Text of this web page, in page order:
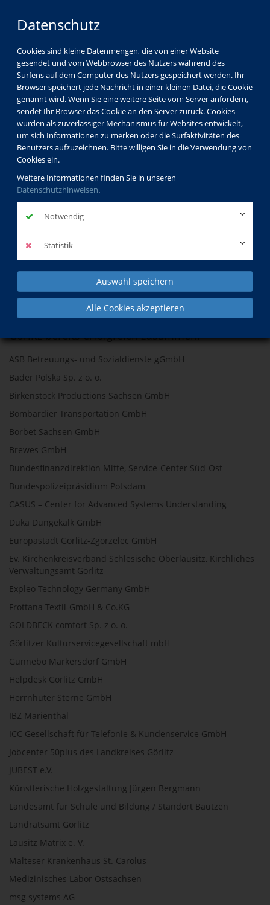
Datenschutz
Cookies sind kleine Datenmengen, die von einer Website
gesendet und vom Webbrowser des Nutzers während des
Surfens auf dem Computer des Nutzers gespeichert werden. Ihr
Browser speichert jede Nachricht in einer kleinen Datei, die Cookie
genannt wird. Wenn Sie eine weitere Seite vom Server anfordern,
sendet Ihr Browser das Cookie an den Server zurück. Cookies
wurden als zuverlässiger Mechanismus für Websites entwickelt,
um sich Informationen zu merken oder die Surfaktivitäten des
Benutzers aufzuzeichnen. Bitte willigen Sie in die Verwendung von
Cookies ein.
Weitere Informationen finden Sie in unseren
Datenschutzhinweisen.
Notwendig
Statistik
Auswahl speichern
Alle Cookies akzeptieren
vhs Görlitz Referenzen
Langjährige Erfahrung
Die Volkshochschule Görlitz arbeitet seit vielen Jahren mit
zahlreichen regionalen und überregionalen Firmen,
Method FeedbackPlugin::getFeedbacks() is not callable.
Überzeugen auch Sie sich vom Weiterbildungsangebot der
vhs Görlitz
Görlitz bereits erfolgreich zusammen:
ASB Betreuungs- und Sozialdienste gGmbH
Bader Polska Sp. z o. o.
Birkenstock Productions Sachsen GmbH
Bombardier Transportation GmbH
Borbet Sachsen GmbH
Brewes GmbH
Bundesfinanzdirektion Mitte, Service-Center Süd-Ost
Bundespolizeipräsidium Potsdam
CASUS – Center for Advanced Systems Understanding
Düka Düngekalk GmbH
Europastadt Görlitz-Zgorzelec GmbH
Ev. Kirchenkreisverband Schlesische Oberlausitz, Kirchliches
Verwaltungsamt Görlitz
Expleo Technology Germany GmbH
Frottana-Textil-GmbH & Co.KG
GOLDBECK comfort Sp. z o. o.
Görlitzer Kulturservicegesellschaft mbH
Gunnebo Markersdorf GmbH
Helpdesk Görlitz GmbH
Herrnhuter Sterne GmbH
IBZ Marienthal
ICC Gesellschaft für Telefonie & Kundenservice GmbH
Jobcenter 50plus des Landkreises Görlitz
JUBEST e.V.
Künstlerische Holzgestaltung Jürgen Bergmann
Landesamt für Schule und Bildung / Standort Bautzen
Landratsamt Görlitz
Lausitz Matrix e. V.
Malteser Krankenhaus St. Carolus
Medizinisches Labor Ostsachsen
msg systems AG